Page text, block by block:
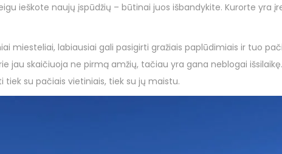
ieškote naujų įspūdžių – būtinai juos išbandykite. Kurorte yra
miesteliai, labiausiai gali pasigirti gražiais paplūdimiais ir tuo
jau skaičiuoja ne pirmą amžių, tačiau yra gana neblogai
su pačiais vietiniais, tiek su jų maistu.